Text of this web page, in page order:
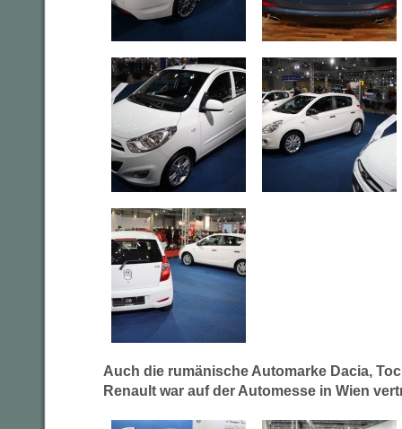
Auch die rumänische Automarke Dacia,
Renault war auf der Automesse in Wien